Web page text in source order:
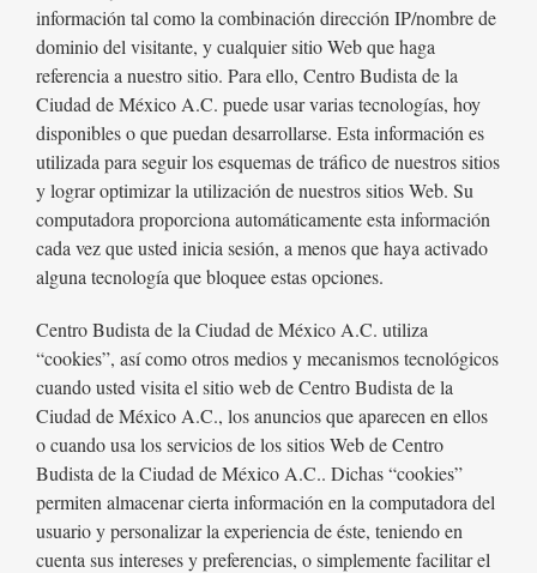
información tal como la combinación dirección IP/nombre de
dominio del visitante, y cualquier sitio Web que haga
referencia a nuestro sitio. Para ello, Centro Budista de la
Ciudad de México A.C. puede usar varias tecnologías, hoy
disponibles o que puedan desarrollarse. Esta información es
utilizada para seguir los esquemas de tráfico de nuestros sitios
y lograr optimizar la utilización de nuestros sitios Web. Su
computadora proporciona automáticamente esta información
cada vez que usted inicia sesión, a menos que haya activado
alguna tecnología que bloquee estas opciones.
Centro Budista de la Ciudad de México A.C. utiliza
“cookies”, así como otros medios y mecanismos tecnológicos
cuando usted visita el sitio web de Centro Budista de la
Ciudad de México A.C., los anuncios que aparecen en ellos
o cuando usa los servicios de los sitios Web de Centro
Budista de la Ciudad de México A.C.. Dichas “cookies”
permiten almacenar cierta información en la computadora del
usuario y personalizar la experiencia de éste, teniendo en
cuenta sus intereses y preferencias, o simplemente facilitar el